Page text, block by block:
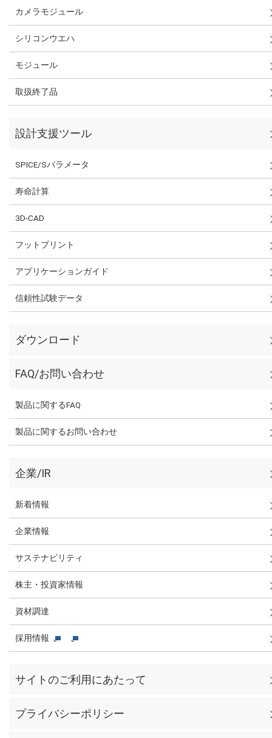
カメラモジュール
シリコンウエハ
モジュール
取扱終了品
設計支援ツール
SPICE/Sパラメータ
寿命計算
3D-CAD
フットプリント
アプリケーションガイド
信頼性試験データ
ダウンロード
FAQ/お問い合わせ
製品に関するFAQ
製品に関するお問い合わせ
企業/IR
新着情報
企業情報
サステナビリティ
株主・投資家情報
資材調達
採用情報
サイトのご利用にあたって
プライバシーポリシー